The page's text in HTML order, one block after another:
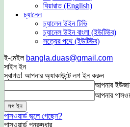
যিয়ারাত (English)
চ্যানেল
চ্যালেন উইন টিভি
চ্যানেল উইন বাংলা (ইউটিউব)
সত্যের পথে (ইউটিউব)
ই-মেইল bangla.duas@gmail.com
সাইন ইন
স্বাগত! আপনার অ্যাকাউন্টে লগ ইন করুন
আপনার
আপনার
পাসওয়ার্ড ভুলে গেছেন?
পাসওয়ার্ড পুনরুদ্ধার